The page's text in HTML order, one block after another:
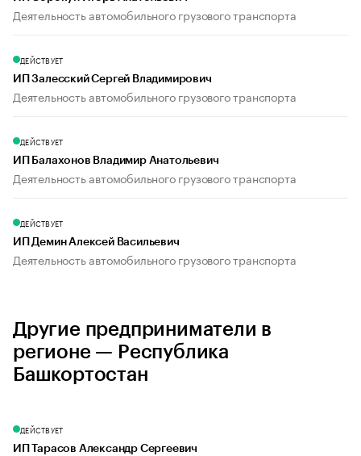
Деятельность автомобильного грузового транспорта
ДЕЙСТВУЕТ
ИП Залесский Сергей Владимирович
Деятельность автомобильного грузового транспорта
ДЕЙСТВУЕТ
ИП Балахонов Владимир Анатольевич
Деятельность автомобильного грузового транспорта
ДЕЙСТВУЕТ
ИП Демин Алексей Васильевич
Деятельность автомобильного грузового транспорта
Другие предприниматели в
регионе — Республика
Башкортостан
ДЕЙСТВУЕТ
ИП Тарасов Александр Сергеевич